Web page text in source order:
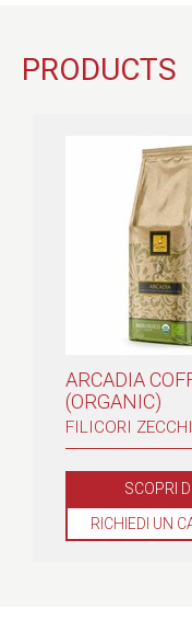
PRODUCTS
ARCADIA
(ORGANIC)
FILICORI
SCOPRI
RICHIEDI UN